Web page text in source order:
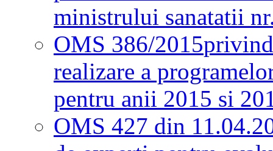
ministrului sanatatii
OMS 386/2015
realizare a
pentru anii 2015 si
OMS 427 din